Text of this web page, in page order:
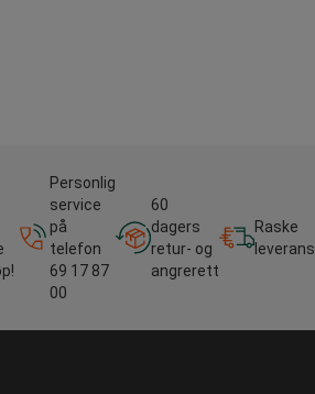
Personlig
service
på
telefon
69 17 87
00
60
dagers
retur- og
angrerett
Raske